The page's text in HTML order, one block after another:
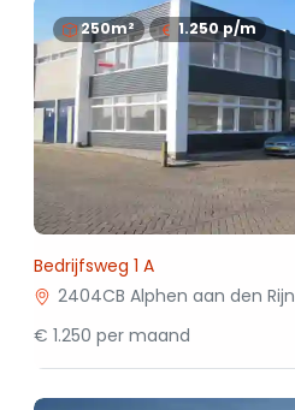
250m² 1.250p/m
Bedrijfsweg 1 A
2404CB Alphen aan den Rijn
€ 1.250 per maand